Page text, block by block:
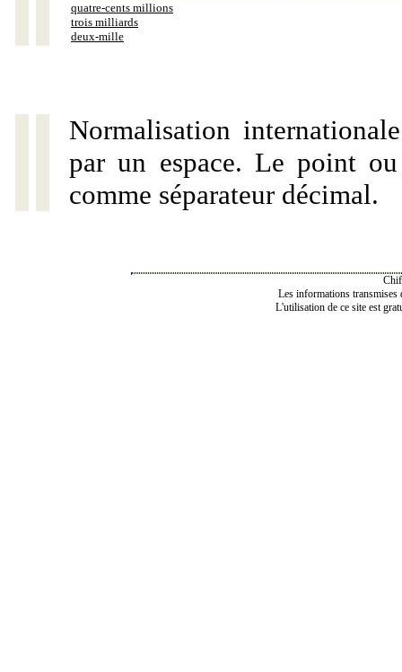
quatre-cents millions
trois milliards
deux-mille
Normalisation
par un espace. Le point
comme séparateur décimal.
Les informations transmises
L'utilisation de ce site est